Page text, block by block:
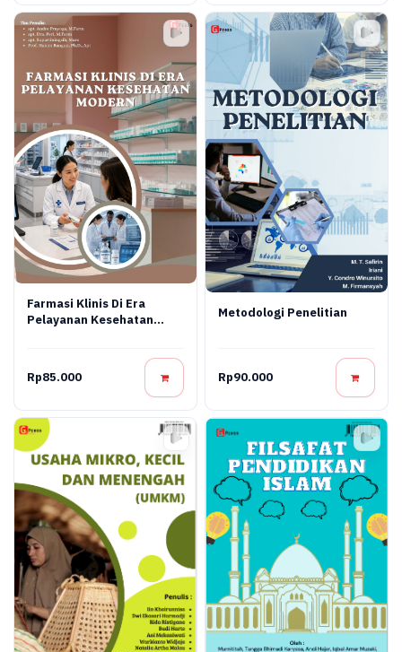
Farmasi Klinis Di Era
Pelayanan Kesehatan
Rp85.000
Metodologi Penelitian
Rp90.000